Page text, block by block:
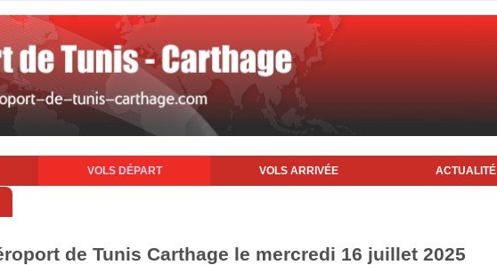
VOLS DÉPART VOLS ARRIVÉE ACTUALITÉ
de Tunis Carthage le mercredi 16 juillet 2025